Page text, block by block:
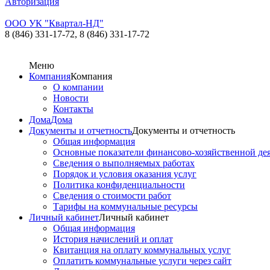
ООО УК "Квартал-НД"
8 (846) 331-17-72, 8 (846) 331-17-72
Меню
КомпанияКомпания
О компании
Новости
Контакты
ДомаДома
Документы и отчетностьДокументы и отчетность
Общая информация
Основные показатели финансово-хозяйственной
Сведения о выполняемых работах
Порядок и условия оказания услуг
Политика конфиденциальности
Сведения о стоимости работ
Тарифы на коммунальные ресурсы
Личный кабинетЛичный кабинет
Общая информация
История начислений и оплат
Квитанция на оплату коммунальных услуг
Оплатить коммунальные услуги через сайт